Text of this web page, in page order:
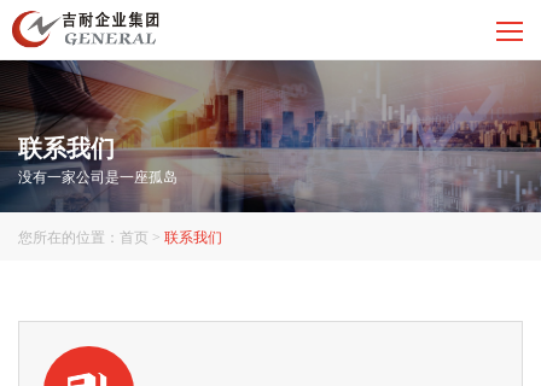
联系我们
没有一家公司是一座孤岛
您所在的位置： 首页 > 联系我们